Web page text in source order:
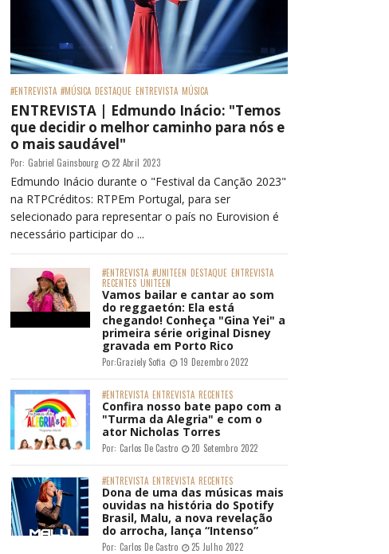
#ENTREVISTA #MÚSICA DESTAQUE ENTREVISTA MÚSICA
ENTREVISTA | Edmundo Inácio: "Temos
que decidir o melhor caminho para nós e
o mais saudável"
Por: Gabriel Gainsbourg 22 Abril 2023
Edmundo Inácio durante o "Festival da Canção 2023"
na RTPCréditos: RTPEm Portugal, para ser
selecionado para representar o país no Eurovision é
necessário participar do ...
#ENTREVISTA #UNITEEN DESTAQUE ENTREVISTA
RECENTES UNITEEN
Vamos bailar e cantar ao som
do reggaetón: Ela está
chegando! Conheça "Gina Yei" a
primeira série original Disney
gravada em Porto Rico
Por:Graziely Sofia 19 Dezembro 2022
#ENTREVISTA ENTREVISTA RECENTES
Confira nosso bate papo com a
"Turma da Alegria" e com o
ator Nicholas Torres
Por: Carlos De Castro 20 Setembro 2022
#ENTREVISTA ENTREVISTA RECENTES
Dona de uma das músicas mais
ouvidas na história do Spotify
Brasil, Malu, a nova revelação
do arrocha, lança “Intenso”
Por: Carlos De Castro 25 Julho 2022